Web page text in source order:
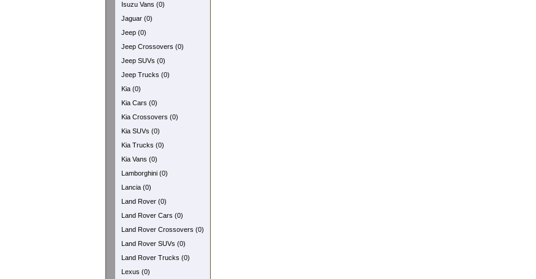
Isuzu Vans (0)
Jaguar (0)
Jeep (0)
Jeep Crossovers (0)
Jeep SUVs (0)
Jeep Trucks (0)
Kia (0)
Kia Cars (0)
Kia Crossovers (0)
Kia SUVs (0)
Kia Trucks (0)
Kia Vans (0)
Lamborghini (0)
Lancia (0)
Land Rover (0)
Land Rover Cars (0)
Land Rover Crossovers (0)
Land Rover SUVs (0)
Land Rover Trucks (0)
Lexus (0)